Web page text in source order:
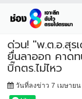
ด่วน! "พ.ต.อ.สุร
ยื่นลาออก คาด
บิ๊กตร.ไม่ไหว
วันที่ลงข่าว 7 เมษาย